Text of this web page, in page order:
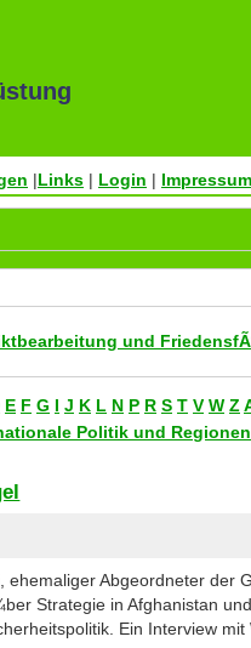
|Links | Login | Impressum
und
E F G I J K L N P R S T V W Z
Politik und Regionen
ehemaliger Abgeordneter
Strategie in Afghanistan
Ein Interview